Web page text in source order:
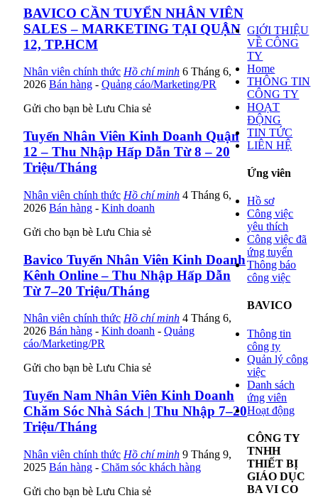
BAVICO CẦN TUYỂN NHÂN VIÊN
SALES – MARKETING TẠI QUẬN
12, TP.HCM
Nhân viên chính thức Hồ chí minh 6 Tháng 6,
2026 Bán hàng - Quảng cáo/Marketing/PR
Gửi cho bạn bè Lưu Chia sẻ
Tuyển Nhân Viên Kinh Doanh Quận
12 – Thu Nhập Hấp Dẫn Từ 8 – 20
Triệu/Tháng
Nhân viên chính thức Hồ chí minh 4 Tháng 6,
2026 Bán hàng - Kinh doanh
Gửi cho bạn bè Lưu Chia sẻ
Bavico Tuyển Nhân Viên Kinh Doanh
Kênh Online – Thu Nhập Hấp Dẫn
Từ 7–20 Triệu/Tháng
Nhân viên chính thức Hồ chí minh 4 Tháng 6,
2026 Bán hàng - Kinh doanh - Quảng
cáo/Marketing/PR
Gửi cho bạn bè Lưu Chia sẻ
Tuyển Nam Nhân Viên Kinh Doanh
Chăm Sóc Nhà Sách | Thu Nhập 7–20
Triệu/Tháng
Nhân viên chính thức Hồ chí minh 9 Tháng 9,
2025 Bán hàng - Chăm sóc khách hàng
Gửi cho bạn bè Lưu Chia sẻ
GIỚI THIỆU
VỀ CÔNG
TY
Home
THÔNG TIN
CÔNG TY
HOẠT
ĐỘNG
TIN TỨC
LIÊN HỆ
Ứng viên
Hồ sơ
Công việc
yêu thích
Công việc đã
ứng tuyển
Thông báo
công việc
BAVICO
Thông tin
công ty
Quản lý công
việc
Danh sách
ứng viên
Hoạt động
CÔNG TY
TNHH
THIẾT BỊ
GIÁO DỤC
BA VI CO